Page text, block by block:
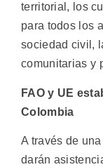
territorial, los
para todos los
sociedad civil,
comunitarias y
FAO y UE
Colombia
A través de
darán